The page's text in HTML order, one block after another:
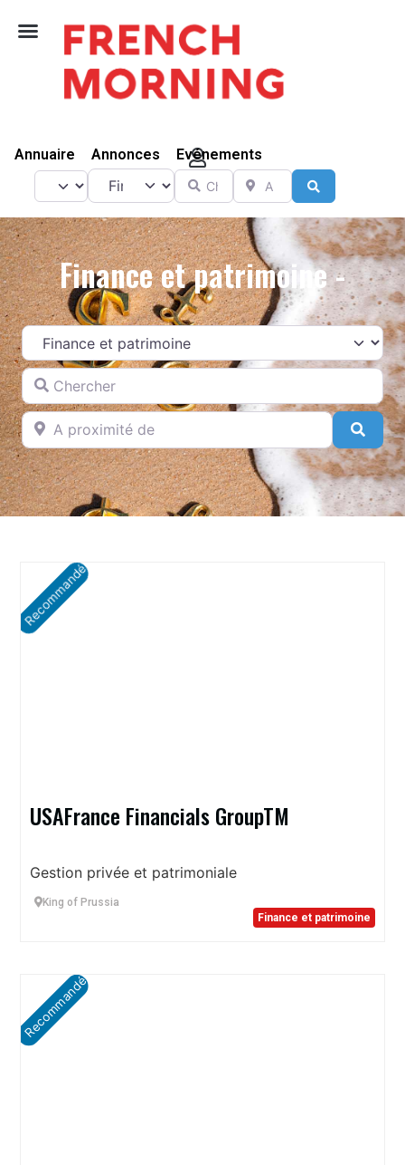
Annuaire Annonces Evénements
Select search type
Catégorie ChercherA proximité de
Finance et patrimoine -
Catégorie
Chercher
A proximité de
Recommandé
USAFrance Financials GroupTM
Gestion privée et patrimoniale
King of Prussia
Finance et patrimoine
Recommandé